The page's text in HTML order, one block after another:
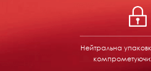
Нейтральна